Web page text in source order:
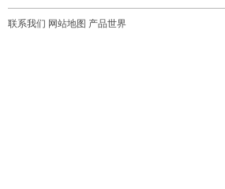
联系我们 网站地图 产品世界